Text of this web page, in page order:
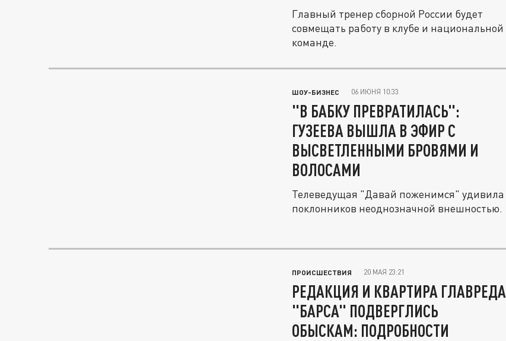
Главный тренер сборной России будет
совмещать работу в клубе и национальной
команде.
ШОУ-БИЗНЕС 06 ИЮНЯ 10:33
"В БАБКУ ПРЕВРАТИЛАСЬ":
ГУЗЕЕВА ВЫШЛА В ЭФИР С
ВЫСВЕТЛЕННЫМИ БРОВЯМИ И
ВОЛОСАМИ
Телеведущая "Давай поженимся" удивила
поклонников неоднозначной внешностью.
ПРОИСШЕСТВИЯ 20 МАЯ 23:21
РЕДАКЦИЯ И КВАРТИРА ГЛАВРЕДА
"БАРСА" ПОДВЕРГЛИСЬ
ОБЫСКАМ: ПОДРОБНОСТИ